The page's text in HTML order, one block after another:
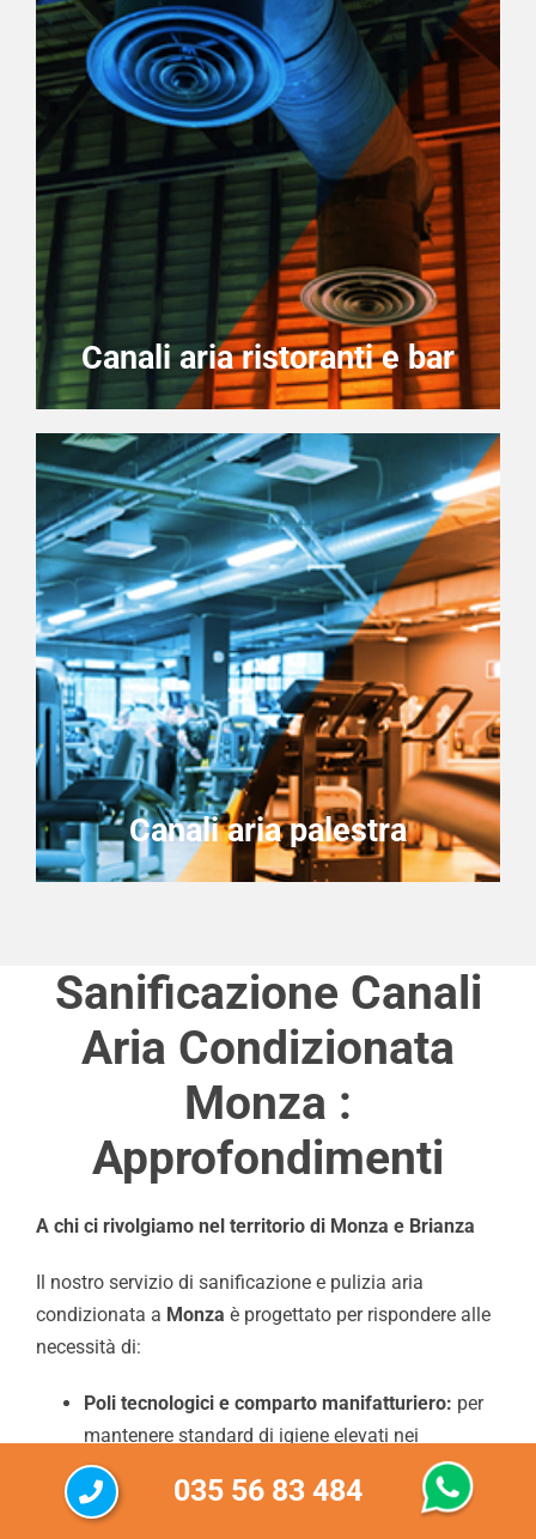
035 56 83 484
Canali aria ristoranti e bar
Canali aria palestra
Sanificazione Canali
Aria Condizionata
Monza :
Approfondimenti
A chi ci rivolgiamo nel territorio di Monza e Brianza
Il nostro servizio di sanificazione e pulizia aria
condizionata a Monza è progettato per rispondere alle
necessità di:
Poli tecnologici e comparto manifatturiero: per
mantenere standard di igiene elevati nei
laboratori e nelle linee produttive brianzole.
Cliniche private e RSA della Brianza:
dove la